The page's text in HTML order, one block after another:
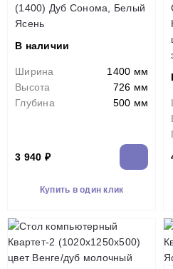
(1400) Дуб Сонома, Белый
Ясень
В наличии
Ширина
1400 мм
Высота
726 мм
Глубина
500 мм
3 940 ₽
Купить в один клик